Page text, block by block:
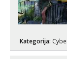
Kategorija: